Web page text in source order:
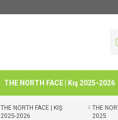
THE NORTH FACE | Kış 2025-2026
THE NORTH FACE | KIŞ
2025-2026
THE
2025